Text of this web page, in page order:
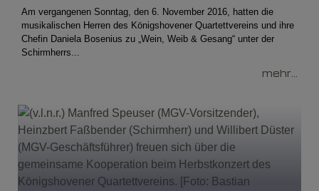
Am vergangenen Sonntag, den 6. November 2016, hatten die
musikalischen Herren des Königshovener Quartettvereins und ihre
Chefin Daniela Bosenius zu „Wein, Weib & Gesang“ unter der
Schirmherrs...
mehr...